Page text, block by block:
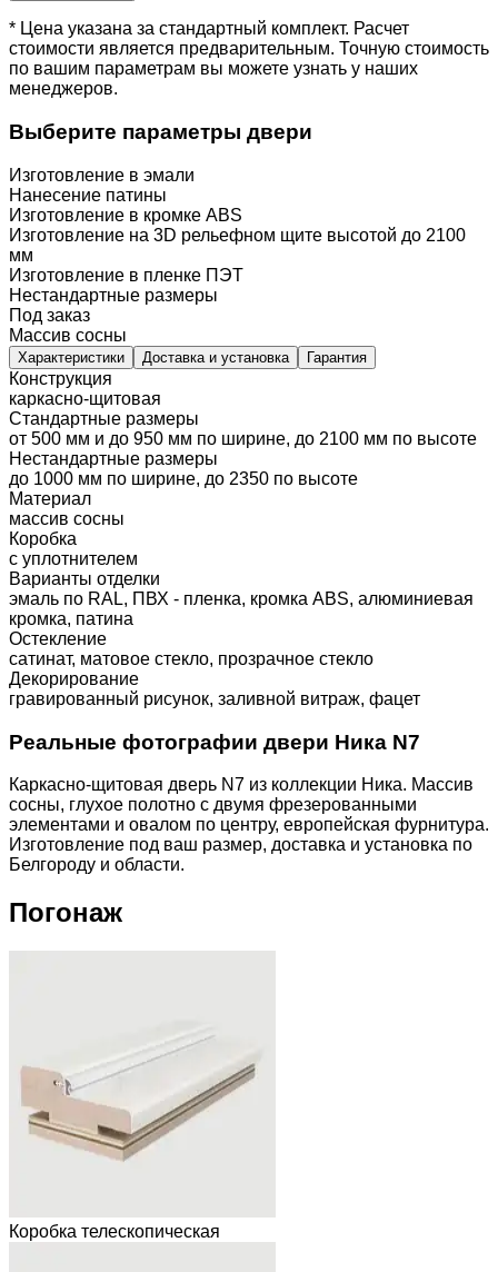
* Цена указана за стандартный комплект. Расчет
стоимости является предварительным. Точную стоимость
по вашим параметрам вы можете узнать у наших
менеджеров.
Выберите параметры двери
Изготовление в эмали
Нанесение патины
Изготовление в кромке ABS
Изготовление на 3D рельефном щите высотой до 2100
мм
Изготовление в пленке ПЭТ
Нестандартные размеры
Под заказ
Массив сосны
Характеристики Доставка и установка Гарантия
Конструкция
каркасно-щитовая
Стандартные размеры
от 500 мм и до 950 мм по ширине, до 2100 мм по высоте
Нестандартные размеры
до 1000 мм по ширине, до 2350 по высоте
Материал
массив сосны
Коробка
с уплотнителем
Варианты отделки
эмаль по RAL, ПВХ - пленка, кромка ABS, алюминиевая
кромка, патина
Остекление
сатинат, матовое стекло, прозрачное стекло
Декорирование
гравированный рисунок, заливной витраж, фацет
Реальные фотографии двери Ника N7
Каркасно-щитовая дверь N7 из коллекции Ника. Массив
сосны, глухое полотно с двумя фрезерованными
элементами и овалом по центру, европейская фурнитура.
Изготовление под ваш размер, доставка и установка по
Белгороду и области.
Погонаж
Коробка телескопическая